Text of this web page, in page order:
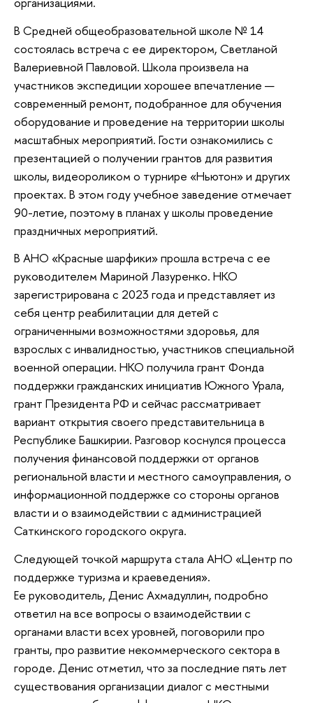
В Средней общеобразовательной школе № 14
состоялась встреча с ее директором, Светланой
Валериевной Павловой. Школа произвела на
участников экспедиции хорошее впечатление —
современный ремонт, подобранное для обучения
оборудование и проведение на территории школы
масштабных мероприятий. Гости ознакомились с
презентацией о получении грантов для развития
школы, видеороликом о турнире «Ньютон» и других
проектах. В этом году учебное заведение отмечает
90-летие, поэтому в планах у школы проведение
праздничных мероприятий.
В АНО «Красные шарфики» прошла встреча с ее
руководителем Мариной Лазуренко. НКО
зарегистрирована с 2023 года и представляет из
себя центр реабилитации для детей с
ограниченными возможностями здоровья, для
взрослых с инвалидностью, участников специальной
военной операции. НКО получила грант Фонда
поддержки гражданских инициатив Южного Урала,
грант Президента РФ и сейчас рассматривает
вариант открытия своего представительница в
Республике Башкирии. Разговор коснулся процесса
получения финансовой поддержки от органов
региональной власти и местного самоуправления, о
информационной поддержке со стороны органов
власти и о взаимодействии с администрацией
Саткинского городского округа.
Следующей точкой маршрута стала АНО «Центр по
поддержке туризма и краеведения».
Ее руководитель, Денис Ахмадуллин, подробно
ответил на все вопросы о взаимодействии с
органами власти всех уровней, поговорили про
гранты, про развитие некоммерческого сектора в
городе. Денис отметил, что за последние пять лет
существования организации диалог с местными